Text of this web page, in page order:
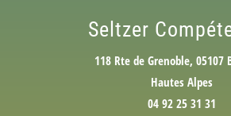
Seltzer
118 Rte de Grenoble, 05107
Hautes Alpes
04 92 25 31 31